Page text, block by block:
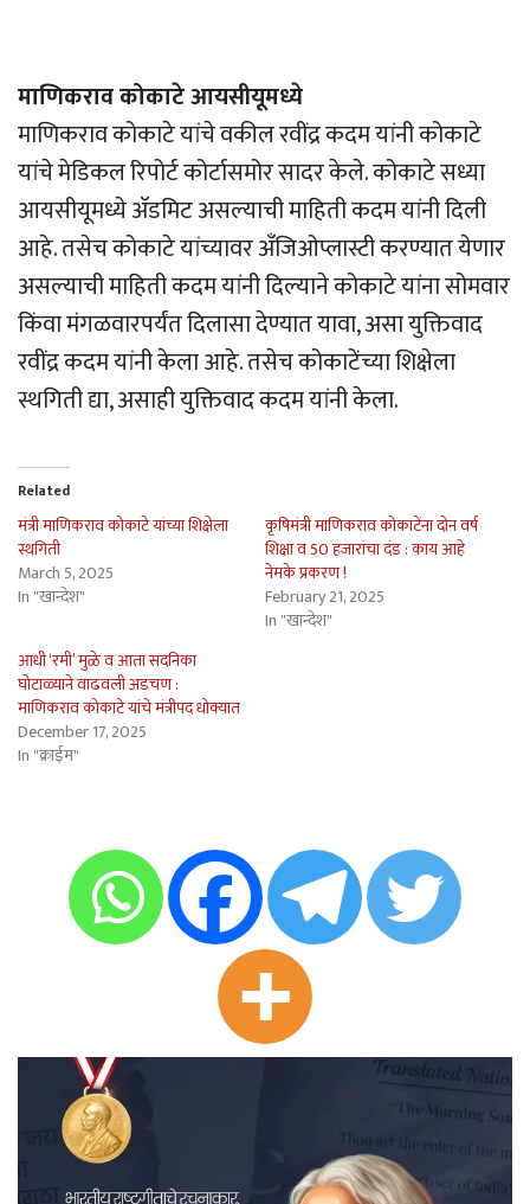
माणिकराव कोकाटे आयसीयूमध्ये
माणिकराव कोकाटे यांचे वकील रवींद्र कदम यांनी कोकाटे
यांचे मेडिकल रिपोर्ट कोर्टासमोर सादर केले. कोकाटे सध्या
आयसीयूमध्ये अ‍ॅडमिट असल्याची माहिती कदम यांनी दिली
आहे. तसेच कोकाटे यांच्यावर अँजिओप्लास्टी करण्यात येणार
असल्याची माहिती कदम यांनी दिल्याने कोकाटे यांना सोमवार
किंवा मंगळवारपर्यंत दिलासा देण्यात यावा, असा युक्तिवाद
रवींद्र कदम यांनी केला आहे. तसेच कोकाटेंच्या शिक्षेला
स्थगिती द्या, असाही युक्तिवाद कदम यांनी केला.
Related
मंत्री माणिकराव कोकाटे यांच्या शिक्षेला
स्थगिती
March 5, 2025
In "खान्देश"
कृषिमंत्री माणिकराव कोकाटेंना दोन वर्ष
शिक्षा व 50 हजारांचा दंड : काय आहे
नेमके प्रकरण !
February 21, 2025
In "खान्देश"
आधी ‘रमी’ मुळे व आता सदनिका
घोटाळ्याने वाढवली अडचण :
माणिकराव कोकाटे यांचे मंत्रीपद धोक्यात
December 17, 2025
In "क्राईम"